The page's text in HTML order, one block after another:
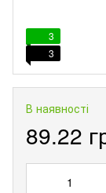
3
3
В наявності
89.22